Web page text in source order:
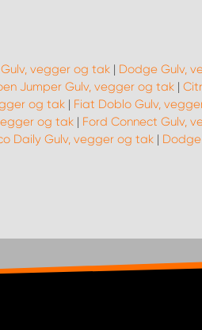
vegger og tak | Dodge Gulv,
Jumper Gulv, vegger og tak |
og tak| Fiat Doblo Gulv,
og tak | Ford Connect Gulv,
Daily Gulv, vegger og tak| Dodge